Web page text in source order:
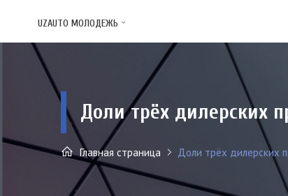
UZAUTO МОЛОДЕЖЬ
Доли трёх дилерских
Главная страница Доли трёх дилерских